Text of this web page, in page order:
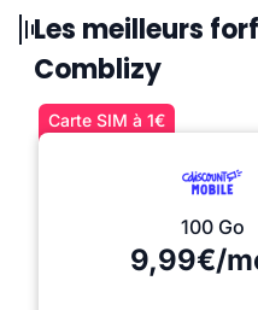
Les meilleurs
Comblizy
Carte SIM à 1€
100 Go
9,99€/